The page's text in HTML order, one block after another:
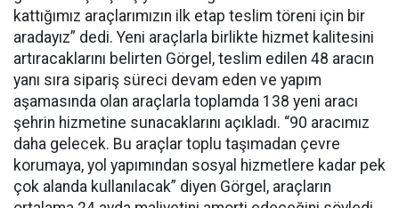
kattığımız araçlarımızın ilk etap teslim töreni için bir
aradayız” dedi. Yeni araçlarla birlikte hizmet kalitesini
artıracaklarını belirten Görgel, teslim edilen 48 aracın
yanı sıra sipariş süreci devam eden ve yapım
aşamasında olan araçlarla toplamda 138 yeni aracı
şehrin hizmetine sunacaklarını açıkladı. “90 aracımız
daha gelecek. Bu araçlar toplu taşımadan çevre
korumaya, yol yapımından sosyal hizmetlere kadar pek
çok alanda kullanılacak” diyen Görgel, araçların